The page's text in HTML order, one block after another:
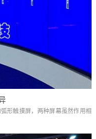
形触摸屏，两种屏幕虽然作用相